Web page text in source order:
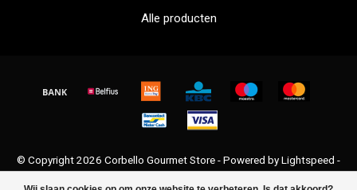
Alle producten
© Copyright 2026 Corbello Gourmet Store - Powered byLightspeed -
Lightspeed design by Dyvelopment